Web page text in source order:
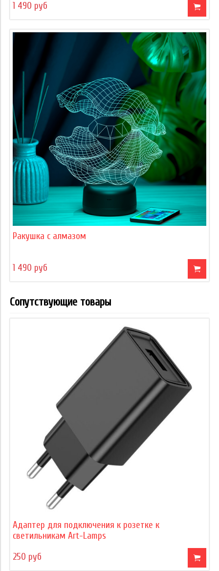
1 490 руб
Ракушка с алмазом
1 490 руб
Сопутствующие товары
Адаптер для подключения к розетке к
светильникам Art-Lamps
250 руб